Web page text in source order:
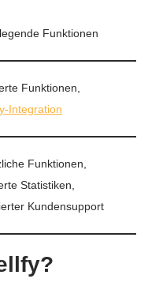
Funktionen
Funktionen,
Integration
Funktionen,
Statistiken,
Kundensupport